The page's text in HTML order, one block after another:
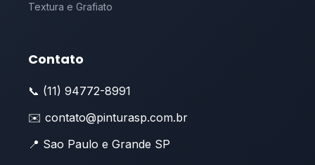
Textura e Grafiato
Contato
📞 (11) 94772-8991
✉️ contato@pinturasp.com.br
📍 Sao Paulo e Grande SP